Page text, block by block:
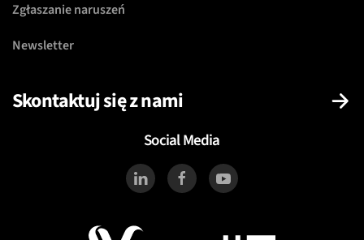
Zgłaszanie naruszeń
Newsletter
Skontaktuj się z nami
Social Media